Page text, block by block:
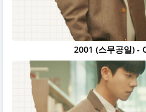
2001 (스무공일) -